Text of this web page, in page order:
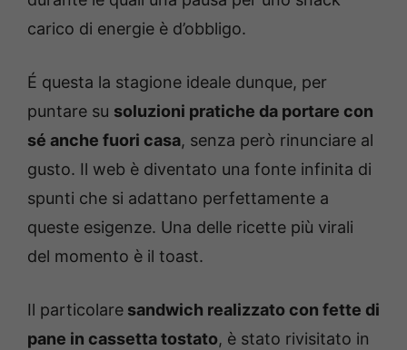
carico di energie è d’obbligo.
É questa la stagione ideale dunque, per
puntare su soluzioni pratiche da portare con
sé anche fuori casa, senza però rinunciare al
gusto. Il web è diventato una fonte infinita di
spunti che si adattano perfettamente a
queste esigenze. Una delle ricette più virali
del momento è il toast.
Il particolare sandwich realizzato con fette di
pane in cassetta tostato, è stato rivisitato in